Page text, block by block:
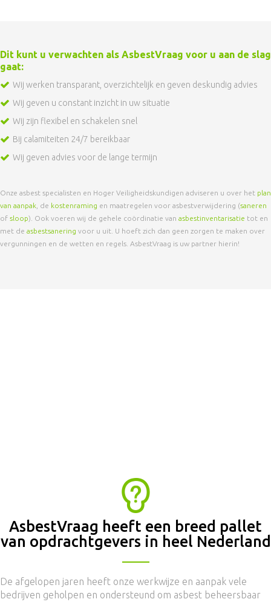
Dit kunt u verwachten als AsbestVraag voor u aan de slag
gaat:
Wij werken transparant, overzichtelijk en geven deskundig advies
Wij geven u constant inzicht in uw situatie
Wij zijn flexibel en schakelen snel
Bij calamiteiten 24/7 bereikbaar
Wij geven advies voor de lange termijn
Onze asbest specialisten en Hoger Veiligheidskundigen adviseren u over het plan
van aanpak , de kostenraming en maatregelen voor asbestverwijdering (saneren
of sloop). Ook voeren wij de gehele coördinatie van asbestinventarisatie tot en
met de asbestsanering voor u uit. U hoeft zich dan geen zorgen te maken over
vergunningen en de wetten en regels. AsbestVraag is uw partner hierin!
AsbestVraag heeft een breed pallet
van opdrachtgevers in heel Nederland
De afgelopen jaren heeft onze werkwijze en aanpak vele
bedrijven geholpen en ondersteund om asbest beheersbaar